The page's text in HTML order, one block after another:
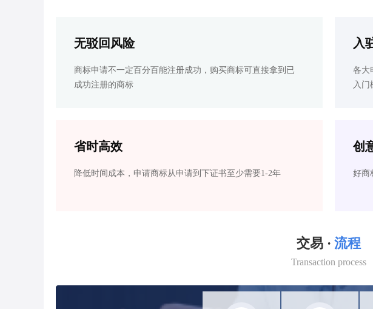
无驳回风险
商标申请不一定百分百能注册成功，购买商标可直接拿到已
成功注册的商标
入
各大
入门
省时高效
降低时间成本，申请商标从申请到下证书至少需要1-2年
创
好商
交易 · 流程
Transaction process